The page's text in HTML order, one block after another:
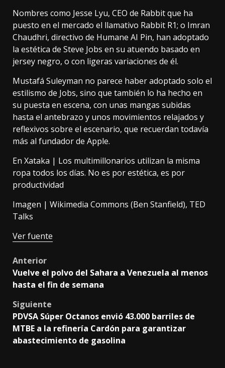
Nombres como Jesse Lyu, CEO de Rabbit que ha
puesto en el mercado el llamativo Rabbit R1; o Imran
Chaudhri, directivo de Humane AI Pin, han adoptado
la estética de Steve Jobs en su atuendo basado en
jersey negro, o con ligeras variaciones de él.
Mustafá Suleyman no parece haber adoptado solo el
estilismo de Jobs, sino que también lo ha hecho en
su puesta en escena, con unas mangas subidas
hasta el antebrazo y unos movimientos relajados y
reflexivos sobre el escenario, que recuerdan todavía
más al fundador de Apple.
En Xataka | Los multimillonarios utilizan la misma
ropa todos los días. No es por estética, es por
productividad
Imagen | Wikimedia Commons (Ben Stanfield), TED
Talks
Ver fuente
Post
navigation
Anterior
Vuelve el polvo del Sahara a Venezuela al menos
hasta el fin de semana
Siguiente
PDVSA Súper Octanos envió 43.000 barriles de
MTBE a la refinería Cardón para garantizar
abastecimiento de gasolina